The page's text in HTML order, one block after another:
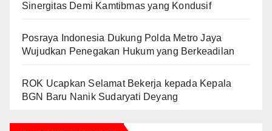
Sinergitas Demi Kamtibmas yang Kondusif
Posraya Indonesia Dukung Polda Metro Jaya
Wujudkan Penegakan Hukum yang Berkeadilan
ROK Ucapkan Selamat Bekerja kepada Kepala
BGN Baru Nanik Sudaryati Deyang